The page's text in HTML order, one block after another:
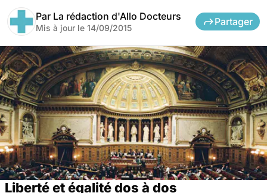
Par La rédaction d'Allo Docteurs
Mis à jour le 14/09/2015
Partager
Liberté et égalité dos à dos